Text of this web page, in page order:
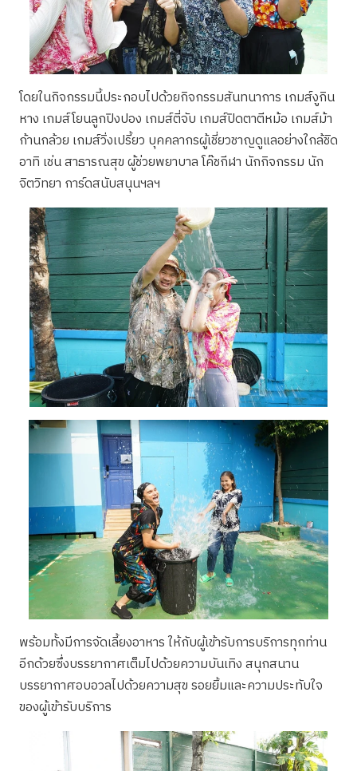
โดยในกิจกรรมนี้ประกอบไปด้วยกิจกรรมสันทนาการ เกมส์งูกิน
หาง เกมส์โยนลูกปิงปอง เกมส์ตี่จับ เกมส์ปิดตาตีหม้อ เกมส์ม้า
ก้านกล้วย เกมส์วิ่งเปรี้ยว บุคคลากรผู้เชี่ยวชาญดูแลอย่างใกล้ชิด
อาทิ เช่น สาธารณสุข ผู้ช่วยพยาบาล โค๊ชกีฬา นักกิจกรรม นัก
จิตวิทยา การ์ดสนับสนุนฯลฯ
พร้อมทั้งมีการจัดเลี้ยงอาหาร ให้กับผู้เข้ารับการบริการทุกท่าน
อีกด้วยซึ่งบรรยากาศเต็มไปด้วยความบันเทิง สนุกสนาน
บรรยากาศอบอวลไปด้วยความสุข รอยยิ้มและความประทับใจ
ของผู้เข้ารับบริการ